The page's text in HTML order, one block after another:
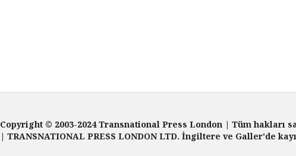
Copyright © 2003-2024 Transnational Press London | Tüm hakları
| TRANSNATIONAL PRESS LONDON LTD. İngiltere ve Galler'de